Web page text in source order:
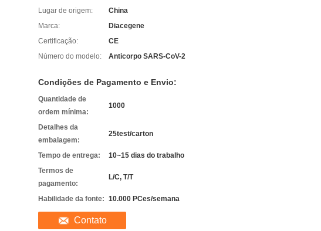
Lugar de origem:
China
Marca:
Diacegene
Certificação:
CE
Número do modelo:
Anticorpo SARS-CoV-2
Condições de Pagamento e Envio:
Quantidade de
ordem mínima:
1000
Detalhes da
embalagem:
25test/carton
Tempo de entrega:
10~15 dias do trabalho
Termos de
pagamento:
L/C, T/T
Habilidade da fonte: 10.000 PCes/semana
Contato